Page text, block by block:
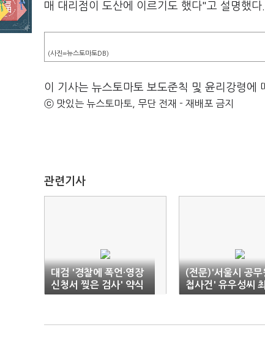
매 대리점이 도산에 이르기도 했다"고 설명했다.
(사진=뉴스토마토DB)
이 기사는 뉴스토마토 보도준칙 및 윤리강령에
ⓒ 맛있는 뉴스토마토, 무단 전재 - 재배포 금지
관련기사
대검 '경찰에 폭언·영장
신청서 찢은 검사' 약식
명령·징계청구
(전문)'서울시 공무
첩사건' 유우성씨
진술